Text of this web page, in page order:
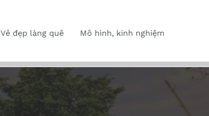
Vẻ đẹp làng quê Mô hình, kinh nghiệm